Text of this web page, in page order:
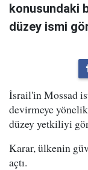
konusundaki
düzey ismi
İsrail'in Mossad
devirmeye
düzey yetkiliyi
Karar, ülkenin
açtı.